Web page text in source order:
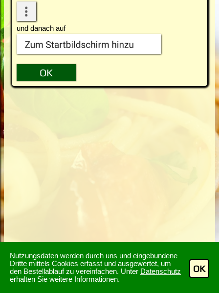
Nutzungsdaten werden durch uns und eingebundene
Dritte mittels Cookies erfasst und ausgewertet, um
den Bestellablauf zu vereinfachen. Unter Datenschutz
erhalten Sie weitere Informationen.
OK
und danach auf